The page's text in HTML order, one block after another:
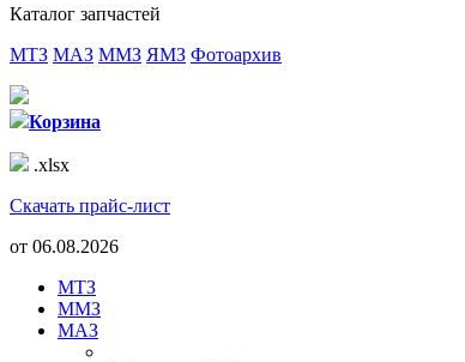
Каталог запчастей
МТЗ МАЗ ММЗ ЯМЗ Фотоархив
Корзина
.xlsx
Скачать прайс-лист
от 06.08.2026
МТЗ
ММЗ
МАЗ